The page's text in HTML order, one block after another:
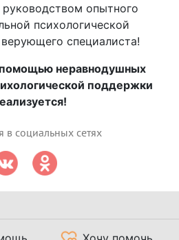
опытного
психологической
специалиста!
неравнодушных
поддержки
в социальных сетях